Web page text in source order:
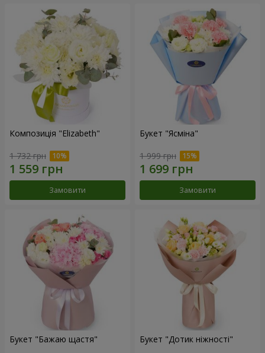
Композиція "Elizabeth"
1 732 грн
Замовити
Букет "Ясміна"
1 999 грн
Замовити
Букет "Бажаю щастя" Букет "Дотик ніжності"